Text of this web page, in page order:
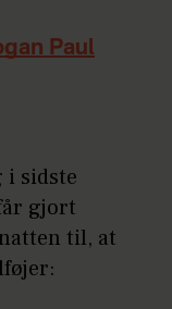
Paul
i sidste
gjort
til, at